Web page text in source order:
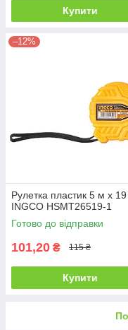
Купити
–12%
Рулетка пластик 5 м х
INGCO HSMT26519-1
Готово до відправки
101,20 ₴ 115 ₴
Купити